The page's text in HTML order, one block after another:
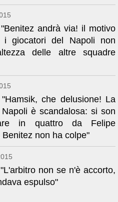
andrà via! il motivo
i giocatori del Napoli non
delle altre squadre
che delusione! La
è scandalosa: si son
in quattro da Felipe
non ha colpe"
non se n'è accorto,
espulso"